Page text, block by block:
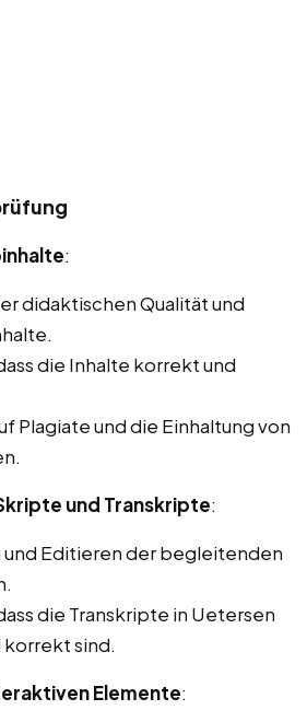
:
didaktischen Qualität und
die Inhalte korrekt und
Plagiate und die Einhaltung von
und Transkripte:
Editieren der begleitenden
die Transkripte in Uetersen
sind.
Elemente: